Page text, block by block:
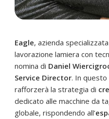
Eagle, azienda
lavorazione lamiera con
nomina di Daniel
Service Director. In questo
rafforzerà la strategia di
dedicato alle macchine da
globale, rispondendo all’